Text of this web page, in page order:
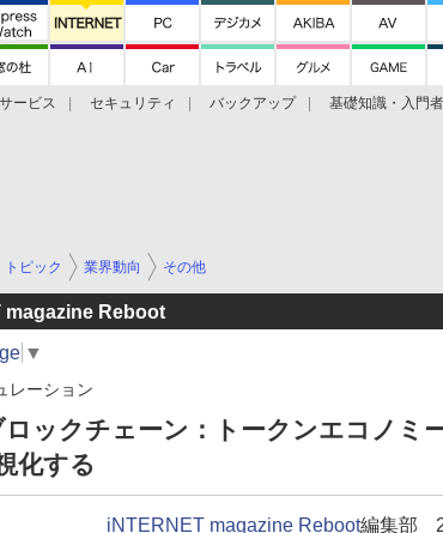
ービス セキュリティ バックアップ 基礎知識・入門
トピック 業界動向 その他
magazine Reboot
▼
レーション
ックチェーン：トークンエコノミ
化する
iNTERNET magazine Reboot編集部